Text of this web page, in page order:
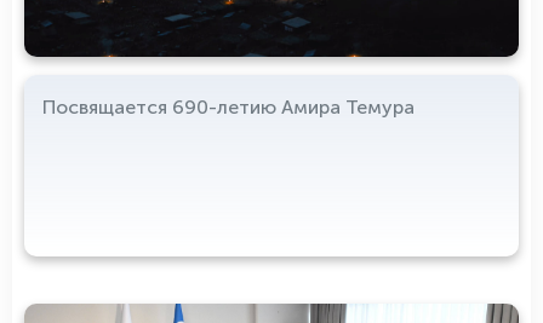
Посвящается 690-летию Амира Темура